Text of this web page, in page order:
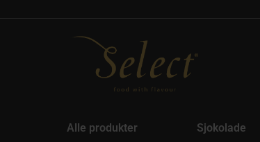
Alle produkter Sjokolade